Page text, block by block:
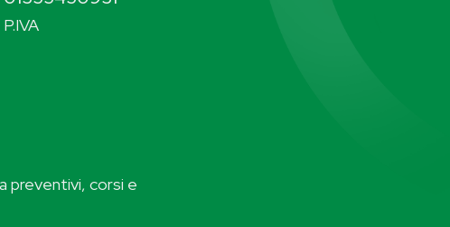
P.IVA
preventivi, corsi e